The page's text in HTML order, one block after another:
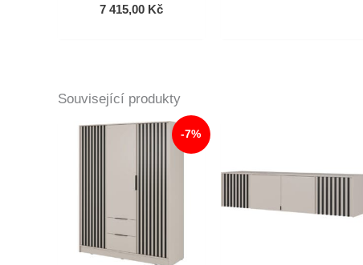
Cena
7 415,00 KčAktuální
Související produkty
-7%